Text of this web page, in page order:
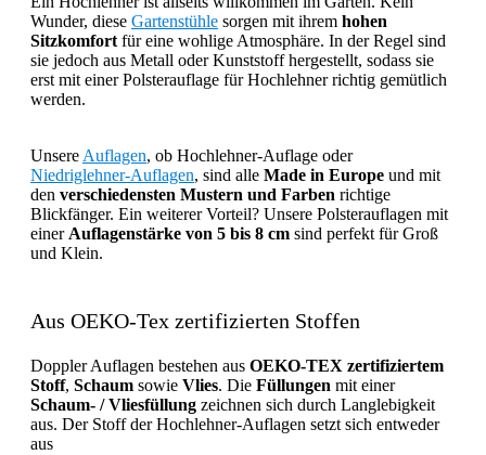
Wunder, diese Gartenstühle sorgen mit ihrem hohen
Sitzkomfort für eine wohlige Atmosphäre. In der Regel sind
sie jedoch aus Metall oder Kunststoff hergestellt, sodass sie
erst mit einer Polsterauflage für Hochlehner richtig gemütlich
werden.
Unsere Auflagen, ob Hochlehner-Auflage oder
Niedriglehner-Auflagen, sind alle Made in Europe und mit
den verschiedensten Mustern und Farben richtige
Blickfänger. Ein weiterer Vorteil? Unsere Polsterauflagen mit
einer Auflagenstärke von 5 bis 8 cm sind perfekt für Groß
und Klein.
Aus OEKO-Tex zertifizierten Stoffen
Doppler Auflagen bestehen aus OEKO-TEX zertifiziertem
Stoff, Schaum sowie Vlies. Die Füllungen mit einer
Schaum- / Vliesfüllung zeichnen sich durch Langlebigkeit
aus. Der Stoff der Hochlehner-Auflagen setzt sich entweder
aus